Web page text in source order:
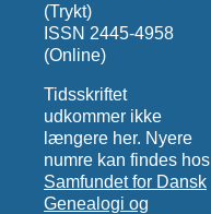
(Trykt)
ISSN 2445-4958
(Online)
Tidsskriftet
udkommer ikke
længere her. Nyere
numre kan findes hos
Samfundet for Dansk
Genealogi og